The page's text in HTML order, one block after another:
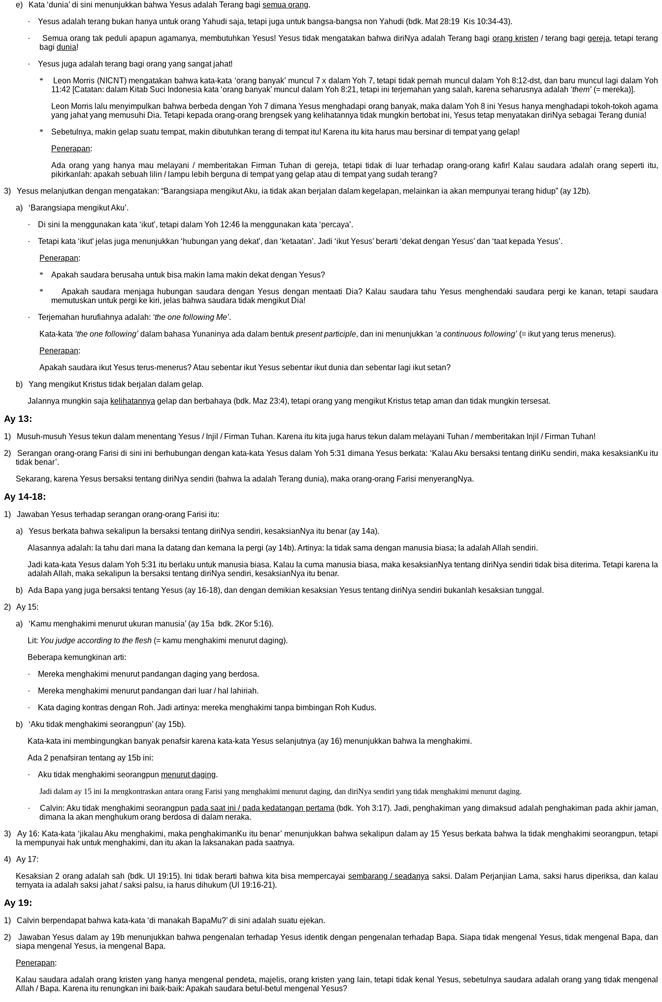
e) Kata ‘dunia’ di sini menunjukkan bahwa Yesus adalah Terang bagi semua orang.
·
Yesus adalah terang bukan hanya untuk orang Yahudi saja, tetapi juga untuk bangsa-bangsa non Yahudi (bdk. Mat 28:19 Kis 10:34-43).
·
Semua orang tak peduli apapun agamanya, membutuhkan Yesus! Yesus tidak mengatakan bahwa diriNya adalah Terang bagi orang kristen / terang bagi gereja, tetapi terang
bagi dunia!
·
Yesus juga adalah terang bagi orang yang sangat jahat!
*
Leon Morris (NICNT) mengatakan bahwa kata-kata ‘orang banyak’ muncul 7 x dalam Yoh 7, tetapi tidak pernah muncul dalam Yoh 8:12-dst, dan baru muncul lagi dalam Yoh
11:42 [Catatan: dalam Kitab Suci Indonesia kata ‘orang banyak’ muncul dalam Yoh 8:21, tetapi ini terjemahan yang salah, karena seharusnya adalah ‘them’ (= mereka)].
Leon Morris lalu menyimpulkan bahwa berbeda dengan Yoh 7 dimana Yesus menghadapi orang banyak, maka dalam Yoh 8 ini Yesus hanya menghadapi tokoh-tokoh agama
yang jahat yang memusuhi Dia. Tetapi kepada orang-orang brengsek yang kelihatannya tidak mungkin bertobat ini, Yesus tetap menyatakan diriNya sebagai Terang dunia!
*
Sebetulnya, makin gelap suatu tempat, makin dibutuhkan terang di tempat itu! Karena itu kita harus mau bersinar di tempat yang gelap!
Penerapan:
Ada orang yang hanya mau melayani / memberitakan Firman Tuhan di gereja, tetapi tidak di luar terhadap orang-orang kafir! Kalau saudara adalah orang seperti itu,
pikirkanlah: apakah sebuah lilin / lampu lebih berguna di tempat yang gelap atau di tempat yang sudah terang?
3) Yesus melanjutkan dengan mengatakan: “Barangsiapa mengikut Aku, ia tidak akan berjalan dalam kegelapan, melainkan ia akan mempunyai terang hidup” (ay 12b).
a) ‘Barangsiapa mengikut Aku’.
·
Di sini Ia menggunakan kata ‘ikut’, tetapi dalam Yoh 12:46 Ia menggunakan kata ‘percaya’.
·
Tetapi kata ‘ikut’ jelas juga menunjukkan ‘hubungan yang dekat’, dan ‘ketaatan’. Jadi ‘ikut Yesus’ berarti ‘dekat dengan Yesus’ dan ‘taat kepada Yesus’.
Penerapan:
*
Apakah saudara berusaha untuk bisa makin lama makin dekat dengan Yesus?
*
Apakah saudara menjaga hubungan saudara dengan Yesus dengan mentaati Dia? Kalau saudara tahu Yesus menghendaki saudara pergi ke kanan, tetapi saudara
memutuskan untuk pergi ke kiri, jelas bahwa saudara tidak mengikut Dia!
·
Terjemahan hurufiahnya adalah: ‘the one following Me’.
Kata-kata ‘the one following’ dalam bahasa Yunaninya ada dalam bentuk present participle, dan ini menunjukkan ‘a continuous following’ (= ikut yang terus menerus).
Penerapan:
Apakah saudara ikut Yesus terus-menerus? Atau sebentar ikut Yesus sebentar ikut dunia dan sebentar lagi ikut setan?
b) Yang mengikut Kristus tidak berjalan dalam gelap.
Jalannya mungkin saja kelihatannya gelap dan berbahaya (bdk. Maz 23:4), tetapi orang yang mengikut Kristus tetap aman dan tidak mungkin tersesat.
Ay 13:
1) Musuh-musuh Yesus tekun dalam menentang Yesus / Injil / Firman Tuhan. Karena itu kita juga harus tekun dalam melayani Tuhan / memberitakan Injil / Firman Tuhan!
2) Serangan orang-orang Farisi di sini ini berhubungan dengan kata-kata Yesus dalam Yoh 5:31 dimana Yesus berkata: ‘Kalau Aku bersaksi tentang diriKu sendiri, maka kesaksianKu itu
tidak benar’.
Sekarang, karena Yesus bersaksi tentang diriNya sendiri (bahwa Ia adalah Terang dunia), maka orang-orang Farisi menyerangNya.
Ay 14-18:
1) Jawaban Yesus terhadap serangan orang-orang Farisi itu:
a) Yesus berkata bahwa sekalipun Ia bersaksi tentang diriNya sendiri, kesaksianNya itu benar (ay 14a).
Alasannya adalah: Ia tahu dari mana Ia datang dan kemana Ia pergi (ay 14b). Artinya: Ia tidak sama dengan manusia biasa; Ia adalah Allah sendiri.
Jadi kata-kata Yesus dalam Yoh 5:31 itu berlaku untuk manusia biasa. Kalau Ia cuma manusia biasa, maka kesaksianNya tentang diriNya sendiri tidak bisa diterima. Tetapi karena Ia
adalah Allah, maka sekalipun Ia bersaksi tentang diriNya sendiri, kesaksianNya itu benar.
b) Ada Bapa yang juga bersaksi tentang Yesus (ay 16-18), dan dengan demikian kesaksian Yesus tentang diriNya sendiri bukanlah kesaksian tunggal.
2) Ay 15:
a) ‘Kamu menghakimi menurut ukuran manusia’ (ay 15a bdk. 2Kor 5:16).
Lit: You judge according to the flesh (= kamu menghakimi menurut daging).
Beberapa kemungkinan arti:
·
Mereka menghakimi menurut pandangan daging yang berdosa.
·
Mereka menghakimi menurut pandangan dari luar / hal lahiriah.
·
Kata daging kontras dengan Roh. Jadi artinya: mereka menghakimi tanpa bimbingan Roh Kudus.
b) ‘Aku tidak menghakimi seorangpun’ (ay 15b).
Kata-kata ini membingungkan banyak penafsir karena kata-kata Yesus selanjutnya (ay 16) menunjukkan bahwa Ia menghakimi.
Ada 2 penafsiran tentang ay 15b ini:
·
Aku tidak menghakimi seorangpun menurut daging.
Jadi dalam ay 15 ini Ia mengkontraskan antara orang Farisi yang menghakimi menurut daging, dan diriNya sendiri yang tidak menghakimi menurut daging.
·
Calvin: Aku tidak menghakimi seorangpun pada saat ini / pada kedatangan pertama(bdk. Yoh 3:17). Jadi, penghakiman yang dimaksud adalah penghakiman pada akhir jaman,
dimana Ia akan menghukum orang berdosa di dalam neraka.
3) Ay 16: Kata-kata ‘jikalau Aku menghakimi, maka penghakimanKu itu benar’ menunjukkan bahwa sekalipun dalam ay 15 Yesus berkata bahwa Ia tidak menghakimi seorangpun, tetapi
Ia mempunyai hak untuk menghakimi, dan itu akan Ia laksanakan pada saatnya.
4) Ay 17:
Kesaksian 2 orang adalah sah (bdk. Ul 19:15). Ini tidak berarti bahwa kita bisa mempercayai sembarang / seadanya saksi. Dalam Perjanjian Lama, saksi harus diperiksa, dan kalau
ternyata ia adalah saksi jahat / saksi palsu, ia harus dihukum (Ul 19:16-21).
Ay 19:
1) Calvin berpendapat bahwa kata-kata ‘di manakah BapaMu?’ di sini adalah suatu ejekan.
2) Jawaban Yesus dalam ay 19b menunjukkan bahwa pengenalan terhadap Yesus identik dengan pengenalan terhadap Bapa. Siapa tidak mengenal Yesus, tidak mengenal Bapa, dan
siapa mengenal Yesus, ia mengenal Bapa.
Penerapan:
Kalau saudara adalah orang kristen yang hanya mengenal pendeta, majelis, orang kristen yang lain, tetapi tidak kenal Yesus, sebetulnya saudara adalah orang yang tidak mengenal
Allah / Bapa. Karena itu renungkan ini baik-baik: Apakah saudara betul-betul mengenal Yesus?